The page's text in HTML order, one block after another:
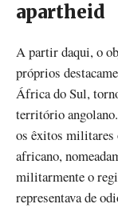
apartheid
A partir daqui, o
próprios
África do Sul,
território
os êxitos militares
africano,
militarmente o
representava de